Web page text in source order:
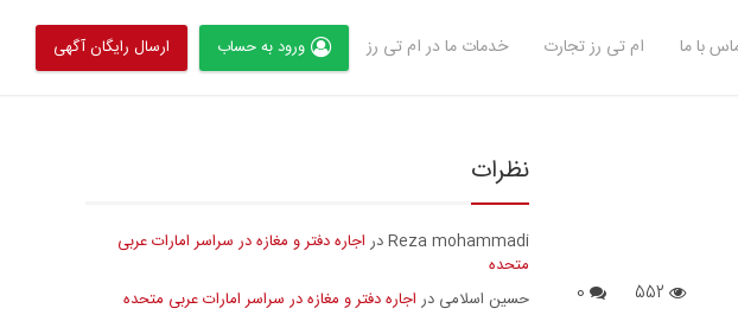
با ما ام تی رز تجارت خدمات ما در ام تی رز ورود به حساب ارسال رایگان آگهی
نظرات
Reza mohammadiدر اجاره دفتر و مغازه در سراسر امارات عربی
متحده
حسین اسلامی در اجاره دفتر و مغازه در سراسر امارات عربی متحده